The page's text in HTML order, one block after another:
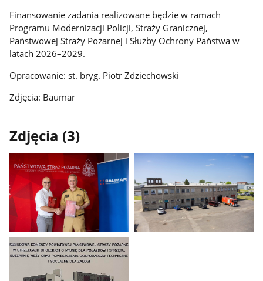
Finansowanie zadania realizowane będzie w ramach
Programu Modernizacji Policji, Straży Granicznej,
Państwowej Straży Pożarnej i Służby Ochrony Państwa w
latach 2026–2029.
Opracowanie: st. bryg. Piotr Zdziechowski
Zdjęcia: Baumar
Zdjęcia (3)
Pokaż
zdjęcie